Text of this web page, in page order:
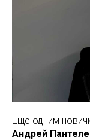
Еще одним
Андрей